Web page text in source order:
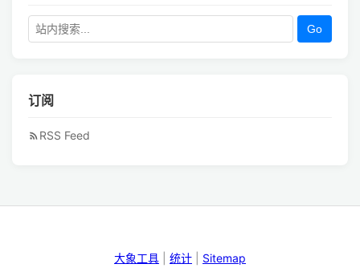
Go
订阅
RSS Feed
大象工具 统计 Sitemap